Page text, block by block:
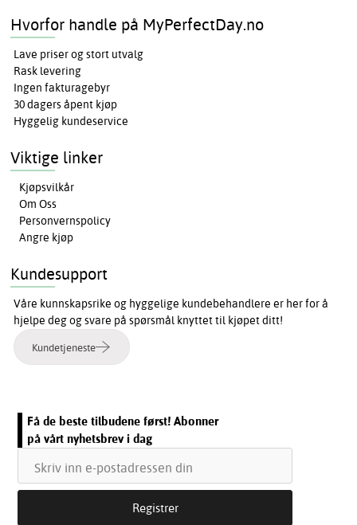
Hvorfor handle på MyPerfectDay.no
Lave priser og stort utvalg
Rask levering
Ingen fakturagebyr
30 dagers åpent kjøp
Hyggelig kundeservice
Viktige linker
Kjøpsvilkår
Om Oss
Personvernspolicy
Angre kjøp
Kundesupport
Våre kunnskapsrike og hyggelige kundebehandlere er her for å
hjelpe deg og svare på spørsmål knyttet til kjøpet ditt!
Kundetjeneste
Få de beste tilbudene først! Abonner
på vårt nyhetsbrev i dag